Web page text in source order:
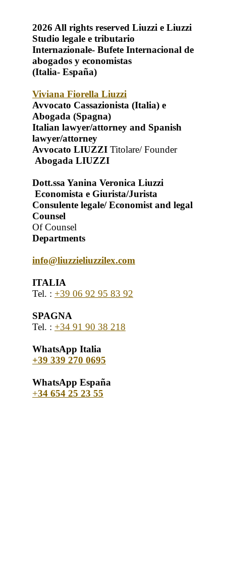
2026 All rights reserved Liuzzi e Liuzzi
Studio legale e tributario
Internazionale- Bufete Internacional de
abogados y economistas
(Italia- España)
Viviana Fiorella Liuzzi
Avvocato Cassazionista (Italia) e
Abogada (Spagna)
Italian lawyer/attorney and Spanish
lawyer/attorney
Avvocato LIUZZI Titolare/ Founder
Abogada LIUZZI
Dott.ssa Yanina Veronica Liuzzi
Economista e Giurista/Jurista
Consulente legale/ Economist and legal
Counsel
Of Counsel
Departments
info@liuzzieliuzzilex.com
ITALIA
Tel. : +39 06 92 95 83 92
SPAGNA
Tel. : +34 91 90 38 218
WhatsApp Italia
+39 339 270 0695
WhatsApp España
+34 654 25 23 55